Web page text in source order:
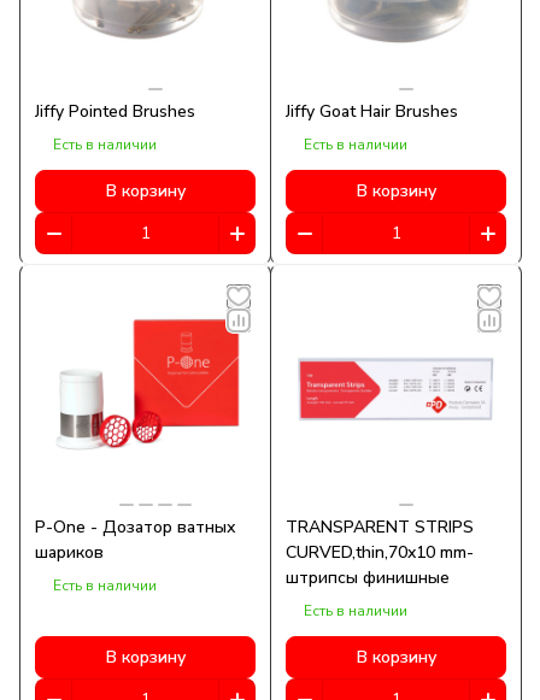
Jiffy Pointed Brushes
Есть в наличии
В корзину
Jiffy Goat Hair Brushes
Есть в наличии
В корзину
P-One - Дозатор ватных
шариков
Есть в наличии
В корзину
TRANSPARENT STRIPS
CURVED,thin,70x10 mm-
штрипсы финишные
Есть в наличии
В корзину